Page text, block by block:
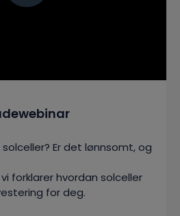
Er det lønnsomt, og
forklarer hvordan solceller
for deg.